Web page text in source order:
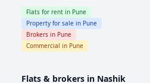
Flats for rent in Pune
Property for sale in Pune
Brokers in Pune
Commercial in Pune
Flats & brokers in Nashik